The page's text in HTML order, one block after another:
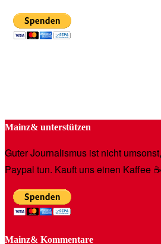
Mainz& unterstützen
Guter Journalismus ist nicht
Paypal tun. Kauft uns einen Kaffee
Mainz& Kommentare